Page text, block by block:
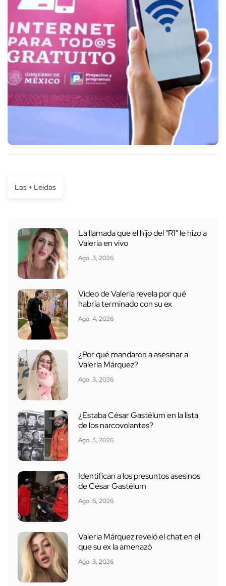
Las + Leídas
La llamada que el hijo del "R1" le hizo a
Valeria en vivo
Ago. 3, 2026
Video de Valeria revela por qué
habría terminado con su ex
Ago. 4, 2026
¿Por qué mandaron a asesinar a
Valeria Márquez?
Ago. 3, 2026
¿Estaba César Gastélum en la lista
de los narcovolantes?
Ago. 5, 2026
Identifican a los presuntos asesinos
de César Gastélum
Ago. 6, 2026
Valeria Márquez reveló el chat en el
que su ex la amenazó
Ago. 3, 2026